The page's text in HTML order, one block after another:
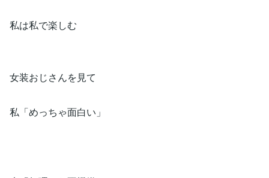
私は私で楽しむ
女装おじさんを見て
私「めっちゃ面白い」